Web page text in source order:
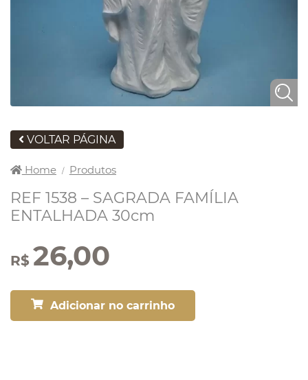
VOLTAR PÁGINA
Home / Produtos
REF 1538 – SAGRADA FAMÍLIA
ENTALHADA 30cm
R$ 26,00
Adicionar no carrinho